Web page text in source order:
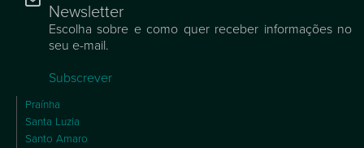
Newsletter
Escolha sobre e como quer receber informações no
seu e-mail.
Subscrever
Praínha
Santa Luzia
Santo Amaro